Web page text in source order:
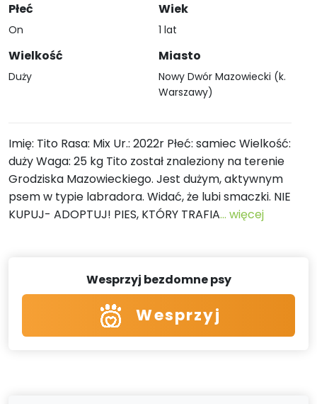
Płeć
On
Wielkość
Duży
Wiek
1 lat
Miasto
Nowy Dwór Mazowiecki (k.
Warszawy)
Imię: Tito Rasa: Mix Ur.: 2022r Płeć: samiec Wielkość:
duży Waga: 25 kg Tito został znaleziony na terenie
Grodziska Mazowieckiego. Jest dużym, aktywnym
psem w typie labradora. Widać, że lubi smaczki. NIE
KUPUJ- ADOPTUJ! PIES, KTÓRY TRAFIA... więcej
Wesprzyj bezdomne psy
Wesprzyj